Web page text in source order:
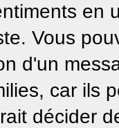
en
Vous
d'un
car ils
décider